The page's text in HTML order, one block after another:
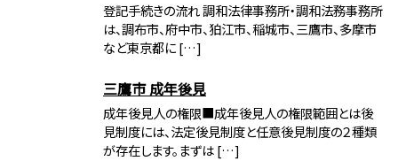
登記手続きの流れ 調和法律事務所・調和法務事務所
は、調布市、府中市、狛江市、稲城市、三鷹市、多摩市
など東京都に […]
三鷹市 成年後見
成年後見人の権限■成年後見人の権限範囲とは後
見制度には、法定後見制度と任意後見制度の２種類
が存在します。まずは […]